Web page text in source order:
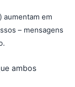
aumentam em
– mensagens
ambos